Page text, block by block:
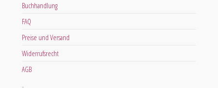
Buchhandlung
FAQ
Preise und Versand
Widerrufsrecht
AGB